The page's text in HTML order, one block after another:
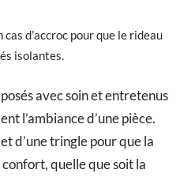
d’accroc pour que le rideau
isolantes.
avec soin et entretenus
l’ambiance d’une pièce.
d’une tringle pour que la
quelle que soit la